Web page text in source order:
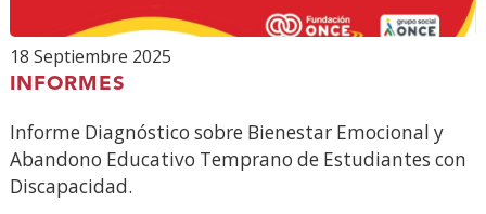
18 Septiembre 2025
INFORMES
Informe Diagnóstico sobre Bienestar Emocional y
Abandono Educativo Temprano de Estudiantes con
Discapacidad.